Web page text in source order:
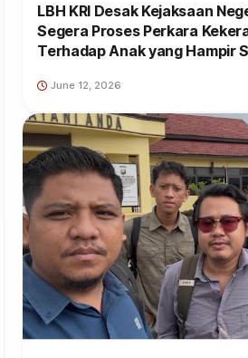
LBH KRI Desak Kejaksaan
Segera Proses Perkara
Terhadap Anak yang Hampir
June 12, 2026